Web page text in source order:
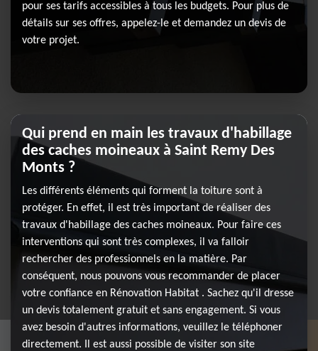
pour ses tarifs accessibles à tous les budgets. Pour plus de
détails sur ses offres, appelez-le et demandez un devis de
votre projet.
Qui prend en main les travaux d'habillage
des caches moineaux à Saint Remy Des
Monts ?
Les différents éléments qui forment la toiture sont à
protéger. En effet, il est très important de réaliser des
travaux d'habillage des caches moineaux. Pour faire ces
interventions qui sont très complexes, il va falloir
rechercher des professionnels en la matière. Par
conséquent, nous pouvons vous recommander de placer
votre confiance en Rénovation Habitat . Sachez qu'il dresse
un devis totalement gratuit et sans engagement. Si vous
avez besoin d'autres informations, veuillez le téléphoner
directement. Il est aussi possible de visiter son site